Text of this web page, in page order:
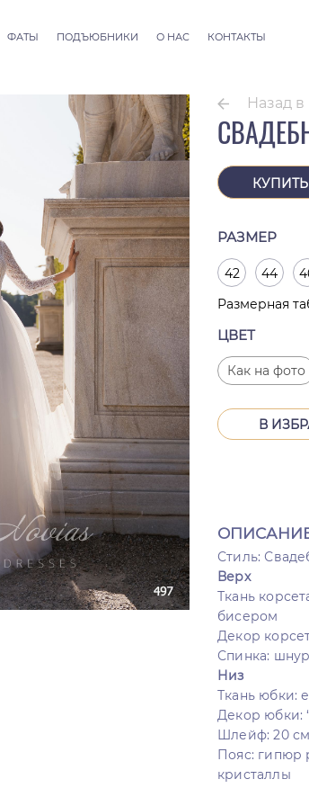
ФАТЫ
Фаты Thessaloniki
Фаты Dubai Couture
ПОДЪЮБНИКИ О НАС КОНТАКТЫ
Назад в
РАЗМЕР
42 44
Размерная
ЦВЕТ
Как на фото
В
Стиль:
Верх
Ткань
бисером
Декор
Спинка:
Низ
Ткань юбки:
Декор юбки:
Шлейф: 20 см
Пояс: гипюр
кристаллы